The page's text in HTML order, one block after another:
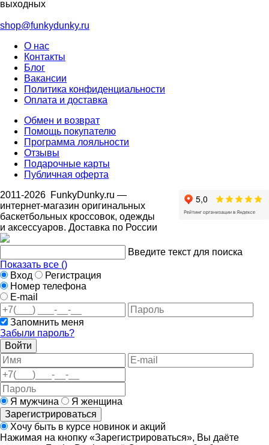
выходных
shop@funkydunky.ru
О нас
Контакты
Блог
Вакансии
Политика конфиденциальности
Оплата и доставка
Обмен и возврат
Помощь покупателю
Программа лояльности
Отзывы
Подарочные карты
Публичная оферта
2011-2026 FunkyDunky.ru —
интернет-магазин оригинальных
баскетбольных кроссовок, одежды
и аксессуаров. Доставка по России
Введите текст для поиска
Показать все ()
Вход
Регистрация
Номер телефона
E-mail
Запомнить меня
Забыли пароль?
Войти
Я мужчина
Я женщина
Зарегистрироваться
Хочу быть в курсе новинок и акций
Нажимая на кнопку «Зарегистрироваться», Вы даёте